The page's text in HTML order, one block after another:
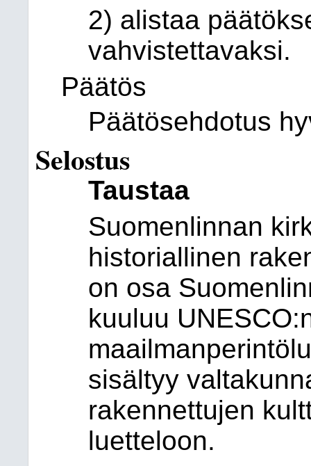
2) alistaa
vahvistettavaksi.
Päätös
Päätösehdotus
Selostus
Taustaa
Suomenlinnan
historiallinen
on osa
kuuluu
sisältyy
rakennettujen
luetteloon.